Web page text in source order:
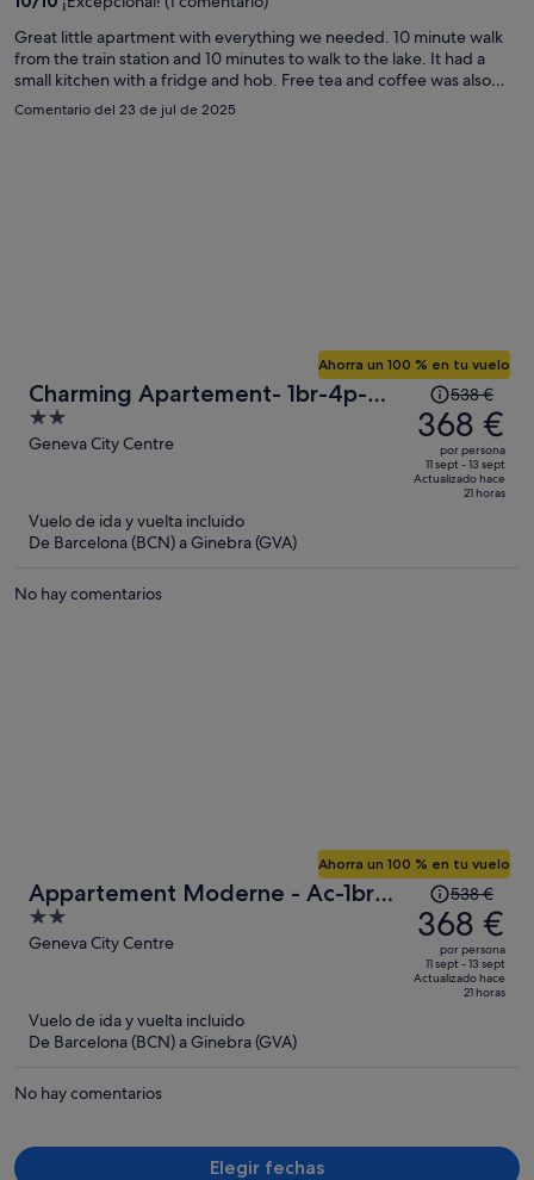
persona
Great little apartment with everything we needed. 10 minute walk
from the train station and 10 minutes to walk to the lake. It had a
small kitchen with a fridge and hob. Free tea and coffee was also
provided.
Comentario del 23 de jul de 2025
Charming Apartement- 1br-4p-
Geneve
2
out
Geneva City Centre
Ahorra un 100 % en tu vuelo
El
precio
era
de
538 €,
538 €
368 €
por persona
11 sept - 13 sept
Actualizado hace
21 horas
Vuelo de ida y vuelta incluido
De Barcelona (BCN) a Ginebra (GVA)
No hay comentarios
Appartement Moderne - Ac-1br-
4p- Geneve
2
out
Geneva City Centre
Ahorra un 100 % en tu vuelo
El
precio
era
de
538 €,
538 €
368 €
por persona
11 sept - 13 sept
Actualizado hace
21 horas
Vuelo de ida y vuelta incluido
De Barcelona (BCN) a Ginebra (GVA)
No hay comentarios
Elegir fechas